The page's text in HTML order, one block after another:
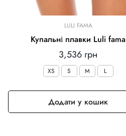
LULI FAMA
Купальні плавки Luli fama
Звичайна
ціна
3,536 грн
XS S M L
Додати у кошик